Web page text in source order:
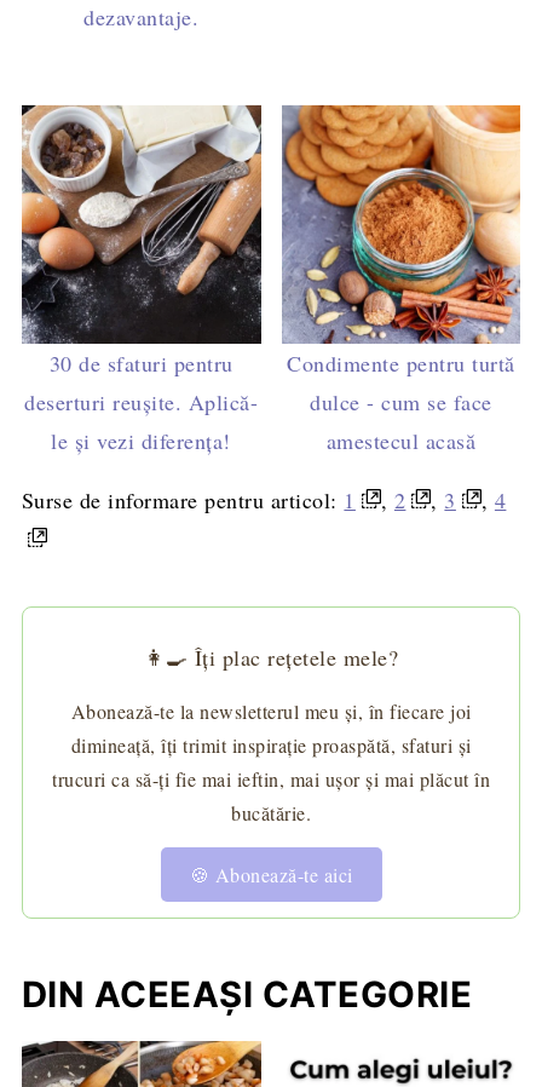
dezavantaje.
30 de sfaturi pentru
deserturi reușite. Aplică-
le și vezi diferența!
Condimente pentru turtă
dulce - cum se face
amestecul acasă
Surse de informare pentru articol: 1 , 2 , 3 , 4
👩‍🍳 Îți plac rețetele mele?
Abonează-te la newsletterul meu și, în fiecare joi
dimineață, îți trimit inspirație proaspătă, sfaturi și
trucuri ca să-ți fie mai ieftin, mai ușor și mai plăcut în
bucătărie.
🍪 Abonează-te aici
DIN ACEEAȘI CATEGORIE